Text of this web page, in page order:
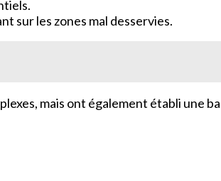
sur les zones mal desservies.
mais ont également établi une